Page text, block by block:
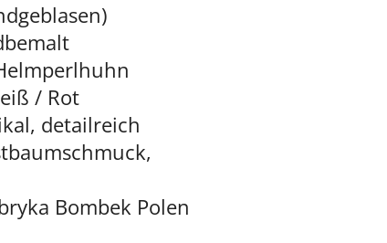
/ Rot
detailreich
Bombek Polen